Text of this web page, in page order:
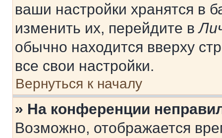
ваши настройки хранятся в
изменить их, перейдите в
обычно находится вверху
все свои настройки.
Вернуться к началу
» На конференции
Возможно, отображается